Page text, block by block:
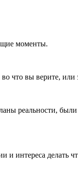
моменты.
что вы верите,
реальности,
интереса делать